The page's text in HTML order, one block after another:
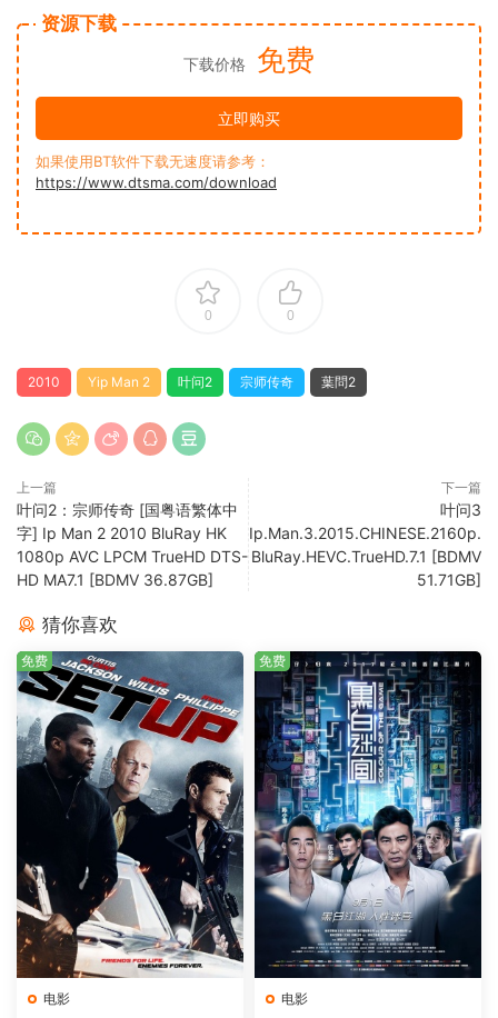
资源下载
下载价格 免费
立即购买
如果使用BT软件下载无速度请参考：
https://www.dtsma.com/download
0 0
2010 Yip Man 2 叶问2 宗师传奇 葉問2
上一篇
叶问2：宗师传奇 [国粤语繁体中
字] Ip Man 2 2010 BluRay HK
1080p AVC LPCM TrueHD DTS-
HD MA7.1 [BDMV 36.87GB]
下一篇
叶问3
Ip.Man.3.2015.CHINESE.2160p.
BluRay.HEVC.TrueHD.7.1 [BDMV
51.71GB]
猜你喜欢
电影
免费
电影
免费